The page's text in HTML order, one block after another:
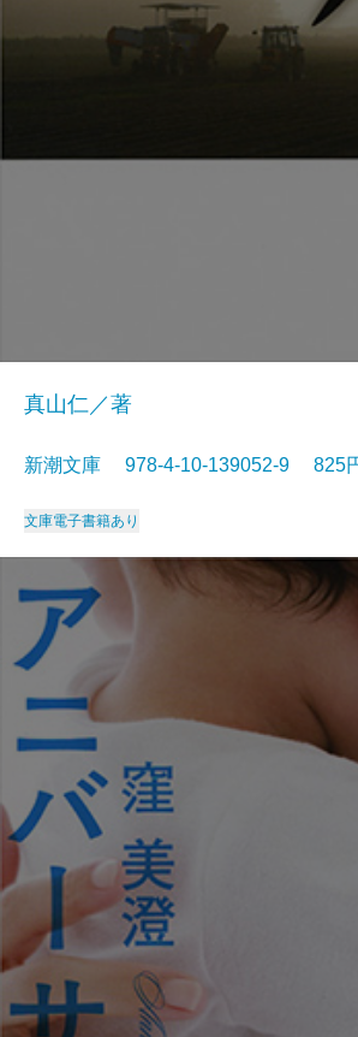
真山仁／著
新潮文庫 978-4-10-139052-9 825
文庫電子書籍あり